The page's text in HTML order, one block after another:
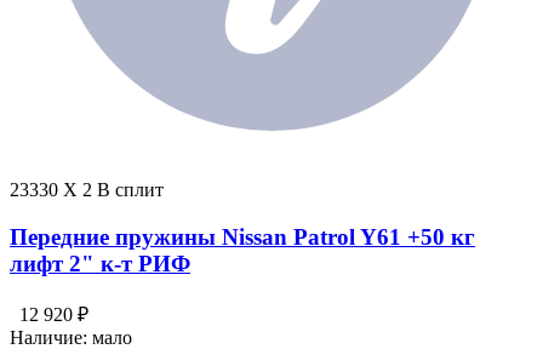
23330 X 2 В сплит
Передние пружины Nissan Patrol Y61 +50 кг
лифт 2" к-т РИФ
12 920 ₽
Наличие: мало